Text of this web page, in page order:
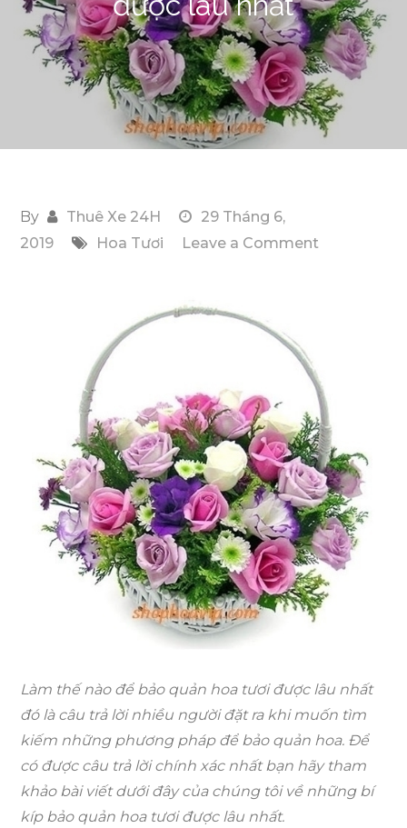
By Thuê Xe 24H
29 Tháng 6,
2019
Hoa Tươi Leave a Comment
quản
hoa
tươi
được
lâu
nhất
Làm thế nào để bảo quản hoa tươiđược lâu nhất
đó là câu trả lời nhiều người đặt ra khi muốn tìm
kiếm những phương pháp để bảo quản hoa. Để
có được câu trả lời chính xác nhất bạn hãy tham
khảo bài viết dưới đây của chúng tôi về những bí
kíp bảo quản hoa tươi được lâu nhất.